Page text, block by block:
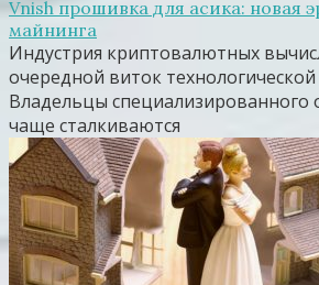
Vnish прошивка для асика: новая
майнинга
Индустрия криптовалютных
очередной виток
Владельцы специализированного
чаще сталкиваются